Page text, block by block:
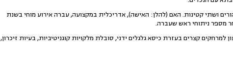
ושתי קטינות. האם (להלן: האישה), אדריכלית במקצועה, עברה אירוע מוחי בשנת
קצרים בעזרת כיסא גלגלים ידני, סובלת מלקויות קוגניטיביות, בעיות זיכרון,